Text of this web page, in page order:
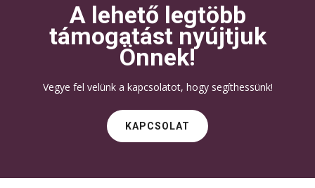
A lehető legtöbb
támogatást nyújtjuk
Önnek!
Vegye fel velünk a kapcsolatot, hogy segíthessünk!
KAPCSOLAT